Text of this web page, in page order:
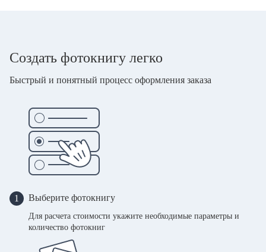
Создать фотокнигу легко
Быстрый и понятный процесс оформления заказа
1 Выберите фотокнигу
Для расчета стоимости укажите необходимые параметры и
количество фотокниг